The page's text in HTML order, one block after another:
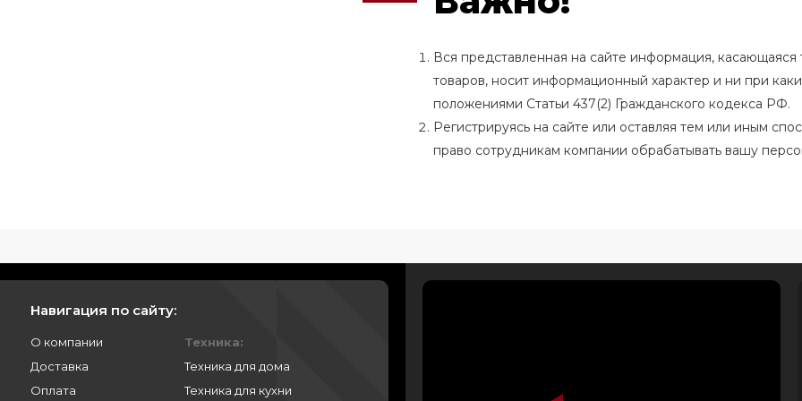
Вся представленная на сайте информация, касающаяся
товаров, носит информационный характер и ни при
положениями Статьи 437(2) Гражданского кодекса РФ.
Регистрируясь на сайте или оставляя тем или иным
право сотрудникам компании обрабатывать вашу
Навигация по сайту:
О компании
Доставка
Оплата
Техника:
Техника для дома
Техника для кухни